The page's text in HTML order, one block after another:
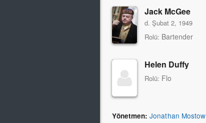
Jack McGee
d. Şubat 2, 1949
Rolü: Bartender
Helen Duffy
Rolü: Flo
Yönetmen: Jonathan Mostow